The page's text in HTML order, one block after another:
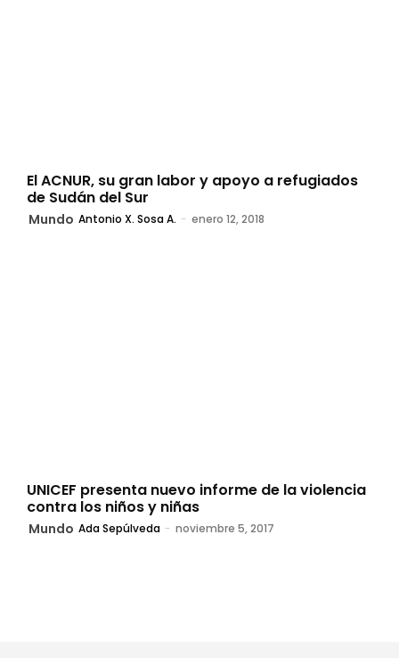
El ACNUR, su gran labor y apoyo a refugiados
de Sudán del Sur
Mundo Antonio X. Sosa A. - enero 12, 2018
UNICEF presenta nuevo informe de la violencia
contra los niños y niñas
Mundo Ada Sepúlveda - noviembre 5, 2017